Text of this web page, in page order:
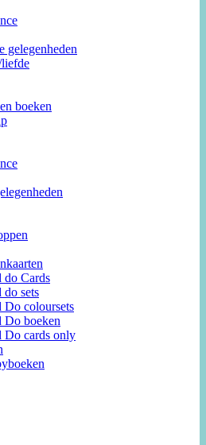
gelegenheden
boeken
do Cards
do sets
Do coloursets
Do boeken
Do cards only